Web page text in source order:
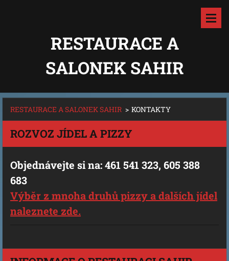
RESTAURACE A
SALONEK SAHIR
RESTAURACE A SALONEK SAHIR > KONTAKTY
ROZVOZ JÍDEL A PIZZY
Objednávejte si na: 461 541 323, 605 388
683
Výběr z mnoha druhů pizzy a dalších jídel
naleznete zde.